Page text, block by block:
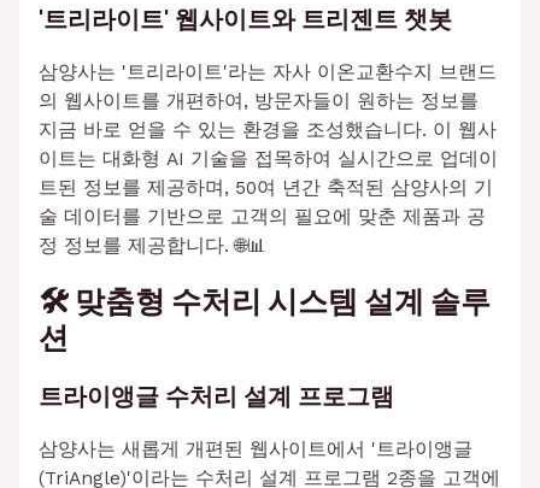
'트리라이트' 웹사이트와 트리젠트 챗봇
삼양사는 '트리라이트'라는 자사 이온교환수지 브랜드
의 웹사이트를 개편하여, 방문자들이 원하는 정보를
지금 바로 얻을 수 있는 환경을 조성했습니다. 이 웹사
이트는 대화형 AI 기술을 접목하여 실시간으로 업데이
트된 정보를 제공하며, 50여 년간 축적된 삼양사의 기
술 데이터를 기반으로 고객의 필요에 맞춘 제품과 공
정 정보를 제공합니다. 🌐📊
🛠️ 맞춤형 수처리 시스템 설계 솔루
션
트라이앵글 수처리 설계 프로그램
삼양사는 새롭게 개편된 웹사이트에서 '트라이앵글
(TriAngle)'이라는 수처리 설계 프로그램 2종을 고객에